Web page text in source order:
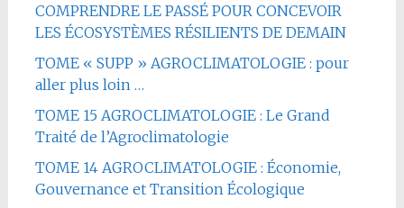
COMPRENDRE LE PASSÉ POUR CONCEVOIR
LES ÉCOSYSTÈMES RÉSILIENTS DE DEMAIN
TOME « SUPP » AGROCLIMATOLOGIE : pour
aller plus loin …
TOME 15 AGROCLIMATOLOGIE : Le Grand
Traité de l’Agroclimatologie
TOME 14 AGROCLIMATOLOGIE : Économie,
Gouvernance et Transition Écologique